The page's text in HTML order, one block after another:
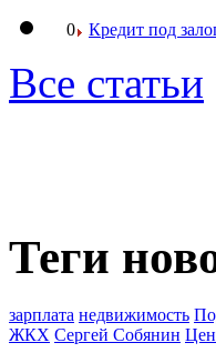
0 Кредит под
Все статьи
Теги
зарплата недвижимость
ЖКХ Сергей Собянин